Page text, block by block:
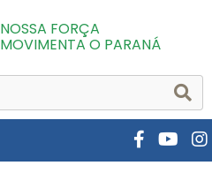
NOSSA FORÇA
MOVIMENTA O PARANÁ